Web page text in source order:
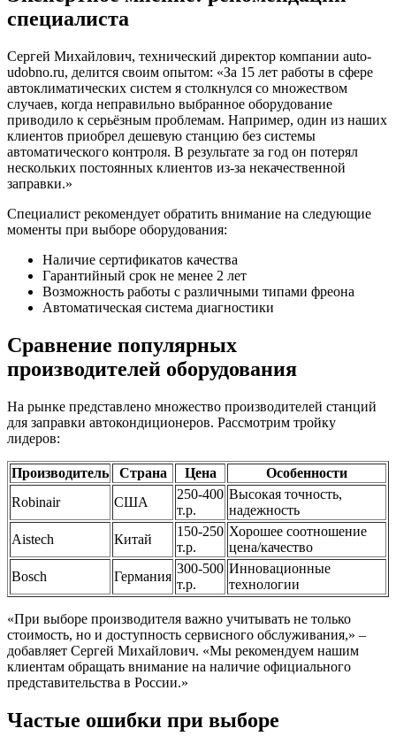
специалиста
Сергей Михайлович, технический директор компании auto-
udobno.ru, делится своим опытом: «За 15 лет работы в сфере
автоклиматических систем я столкнулся со множеством
случаев, когда неправильно выбранное оборудование
приводило к серьёзным проблемам. Например, один из наших
клиентов приобрел дешевую станцию без системы
автоматического контроля. В результате за год он потерял
нескольких постоянных клиентов из-за некачественной
заправки.»
Специалист рекомендует обратить внимание на следующие
моменты при выборе оборудования:
Наличие сертификатов качества
Гарантийный срок не менее 2 лет
Возможность работы с различными типами фреона
Автоматическая система диагностики
Сравнение популярных
производителей оборудования
На рынке представлено множество производителей станций
для заправки автокондиционеров. Рассмотрим тройку
лидеров:
Производитель Страна Цена
Особенности
Robinair
США
250-400
т.р.
Высокая точность,
надежность
Aistech
Китай
150-250
т.р.
Хорошее соотношение
цена/качество
Bosch
Германия
300-500
т.р.
Инновационные
технологии
«При выборе производителя важно учитывать не только
стоимость, но и доступность сервисного обслуживания,» –
добавляет Сергей Михайлович. «Мы рекомендуем нашим
клиентам обращать внимание на наличие официального
представительства в России.»
Частые ошибки при выборе